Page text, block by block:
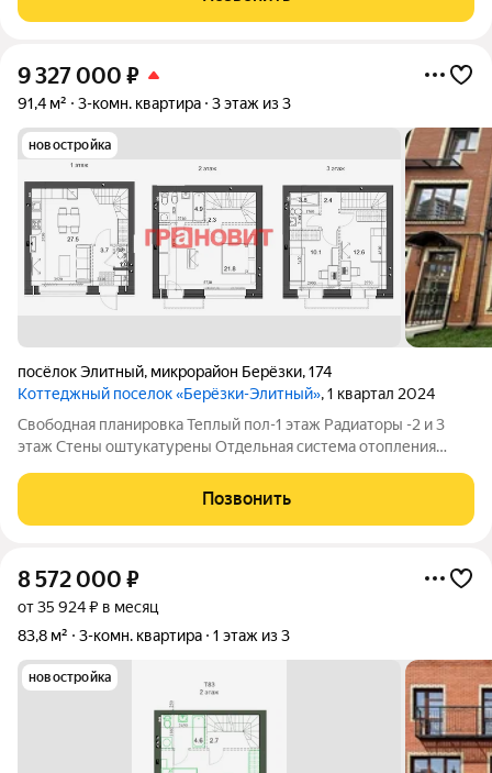
9 327 000 ₽
91,4 м² 3-комн. квартира 3 этаж из 3
новостройка
посёлок Элитный, микрорайон Берёзки,174
Коттеджный поселок «Берёзки-Элитный», 1 квартал 2024
Свободная планировка Теплый пол-1 этаж Радиаторы -2 и 3
этаж Стены оштукатурены Отдельная система отопления
Витражное остекление-1 этаж Класс объекта: комфорт
Этажность застройки: 1,2,3 Тип
Позвонить
8 572 000 ₽
от 35 924 ₽ в месяц
83,8 м²
3-комн. квартира 1 этаж из 3
новостройка